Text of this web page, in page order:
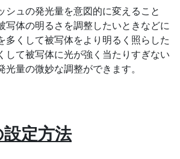
シュの発光量を意図的に変えること
写体の明るさを調整したいときなどに
多くして被写体をより明るく照らした
して被写体に光が強く当たりすぎない
光量の微妙な調整ができます。
定方法